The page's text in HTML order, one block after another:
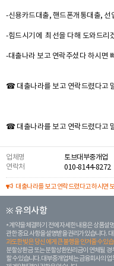
-신용카드대출, 핸드폰개통대출, 선
-힘드시기에 최선을 다해 도와드리
-대출나라 보고 연락주셨다 하시면
☎ 대출나라를 보고 연락드렸다고
☎ 대출나라를 보고 연락드렸다고
업체명
토브대부중개업
연락처
010-8144-8272
대출나라를 보고 연락드렸다고 하시면
※ 유의사항
계약을 체결하기 전에 자세한 내용은 상품설
관한 중요 사항을 설명받을 권리가 있습니다.
과도한 빚은 당신 에게 큰 불행을 안겨줄 수 있
분할상환금 또는 분할상환원리금이 연체될
할 수 있습니다. 대부중개업체는 금융회사의